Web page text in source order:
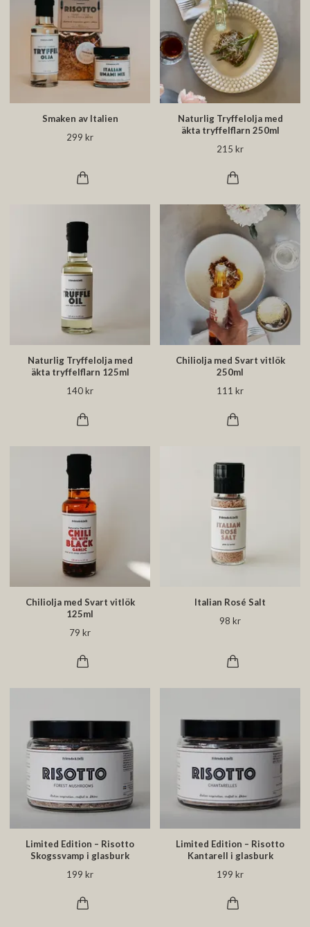
Smaken av Italien
299 kr
Naturlig Tryffelolja med
äkta tryffelflarn 250ml
215 kr
Naturlig Tryffelolja med
äkta tryffelflarn 125ml
140 kr
Chiliolja med Svart vitlök
250ml
111 kr
Chiliolja med Svart vitlök
125ml
79 kr
Italian Rosé Salt
98 kr
Limited Edition – Risotto
Skogssvamp i glasburk
199 kr
Limited Edition – Risotto
Kantarell i glasburk
199 kr